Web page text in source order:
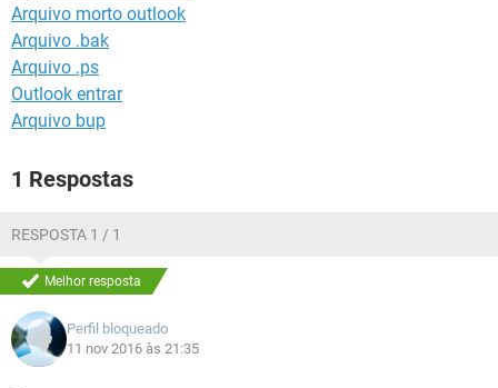
Arquivo morto outlook
Arquivo .bak
Arquivo .ps
Outlook entrar
Arquivo bup
1 Respostas
RESPOSTA 1 / 1
Melhor resposta
Perfil bloqueado
11 nov 2016 às 21:35